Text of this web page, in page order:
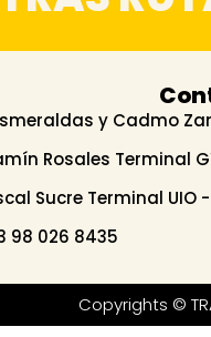
y Cadmo
Rosales Terminal
Sucre Terminal UIO -
98 026 8435
Copyrights ©